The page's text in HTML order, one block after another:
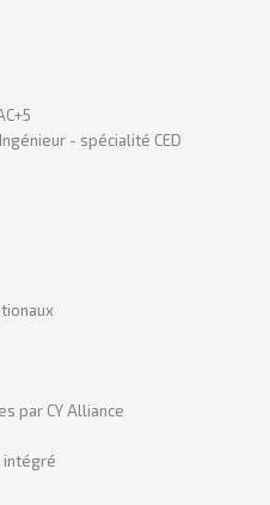
- spécialité CED
par CY Alliance
intégré